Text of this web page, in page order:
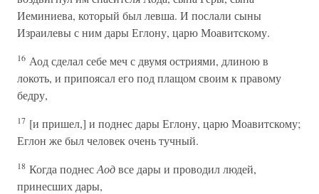
Иеминиева, который был левша. И послали сыны
Израилевы с ним дары Еглону, царю Моавитскому.
16 Аод сделал себе меч с двумя остриями, длиною в
локоть, и припоясал его под плащом своим к правому
бедру,
17 [и пришел,] и поднес дары Еглону, царю Моавитскому;
Еглон же был человек очень тучный.
18 Когда поднесАодвсе дары и проводил людей,
принесших дары,